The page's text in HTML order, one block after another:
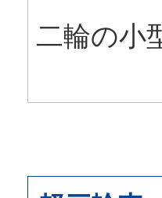
二輪の小